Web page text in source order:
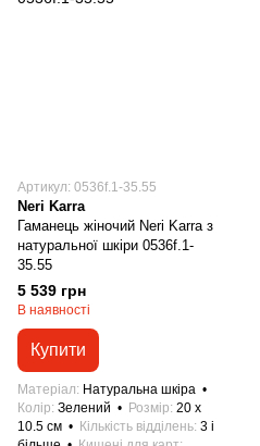
Артикул: 0536f.1-35.55
Neri Karra
Гаманець жіночий Neri Karra з
натуральної шкіри 0536f.1-
35.55
5 539 грн
В наявності
Купити
Матеріал
Натуральна шкіра
Колір Зелений Розмір 20 x
10.5 см
Кількість відділень 3 і